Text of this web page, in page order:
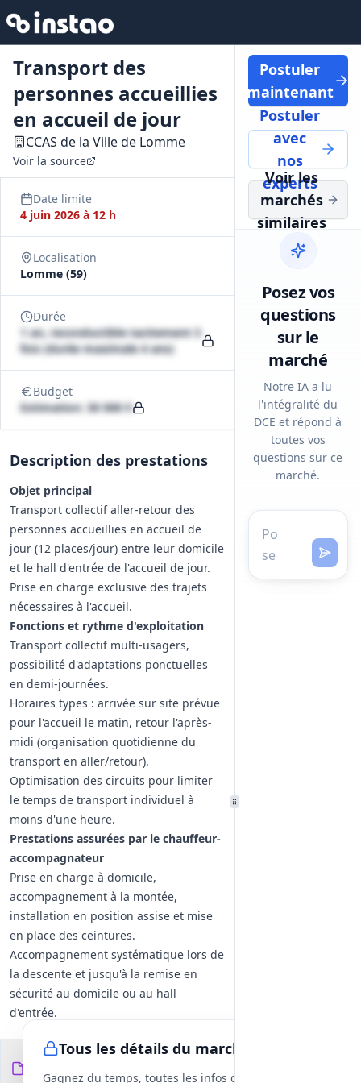
Transport des
personnes accueillies
en accueil de jour
CCAS de la Ville de Lomme
Voir la source
Date limite
4 juin 2026 à 12 h
Localisation
Lomme (59)
Durée
1 an, reconductible tacitement 3
fois (durée maximale 4 ans)
Budget
Estimation: 30 000 €
Description des prestations
Objet principal
Transport collectif aller-retour des
personnes accueillies en accueil de
jour (12 places/jour) entre leur domicile
et le hall d'entrée de l'accueil de jour.
Prise en charge exclusive des trajets
nécessaires à l'accueil.
Fonctions et rythme d'exploitation
Transport collectif multi-usagers,
possibilité d'adaptations ponctuelles
en demi-journées.
Horaires types : arrivée sur site prévue
pour l'accueil le matin, retour l'après-
midi (organisation quotidienne du
transport en aller/retour).
Optimisation des circuits pour limiter
le temps de transport individuel à
moins d'une heure.
Prestations assurées par le chauffeur-
accompagnateur
Prise en charge à domicile,
accompagnement à la montée,
installation en position assise et mise
en place des ceintures.
Accompagnement systématique lors de
la descente et jusqu'à la remise en
sécurité au domicile ou au hall
d'entrée.
et contrôle des clés si nécessaire.
Tenue d'un cahier de bord détaillant
Tous les détails du marché
Gagnez du temps, toutes les infos des
Documents du
fichiers
Postuler
maintenant
Postuler
avec
nos
experts
Voir les
marchés
similaires
Posez vos
questions
sur le
marché
Notre IA a lu
l'intégralité du
DCE et répond à
toutes vos
questions sur ce
marché.